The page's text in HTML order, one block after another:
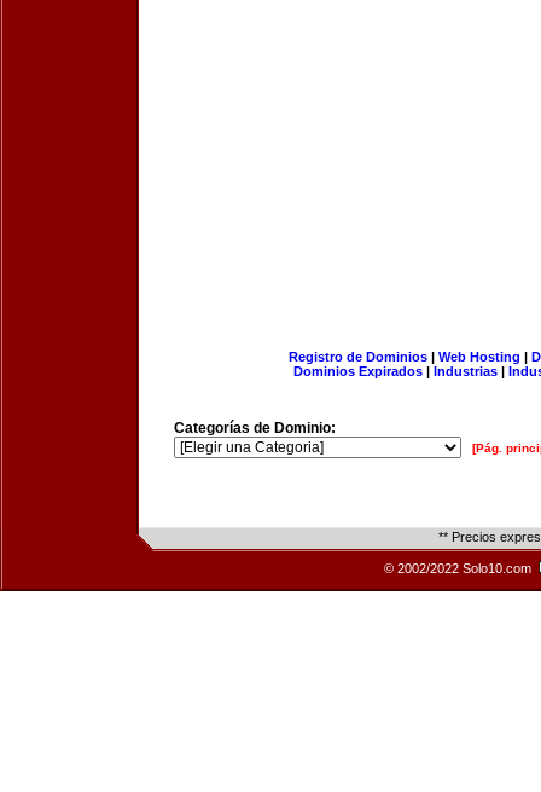
Registro de Dominios| Web Hosting |
Dominios Expirados | Industrias |
Categorías de Dominio:
[Pág.
** Precios
© 2002/2022 Solo10.com